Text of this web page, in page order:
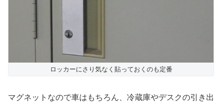
ロッカーにさり気なく貼っておくのも定番
マグネットなので車はもちろん、冷蔵庫やデスクの引き出